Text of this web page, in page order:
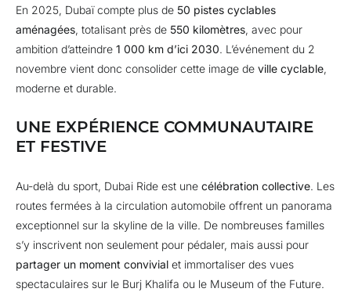
En 2025, Dubaï compte plus de 50 pistes cyclables
aménagées, totalisant près de 550 kilomètres, avec pour
ambition d’atteindre 1 000 km d’ici 2030. L’événement du 2
novembre vient donc consolider cette image de ville cyclable,
moderne et durable.
UNE EXPÉRIENCE COMMUNAUTAIRE
ET FESTIVE
Au-delà du sport, Dubai Ride est une célébration collective. Les
routes fermées à la circulation automobile offrent un panorama
exceptionnel sur la skyline de la ville. De nombreuses familles
s’y inscrivent non seulement pour pédaler, mais aussi pour
partager un moment convivial et immortaliser des vues
spectaculaires sur le Burj Khalifa ou le Museum of the Future.